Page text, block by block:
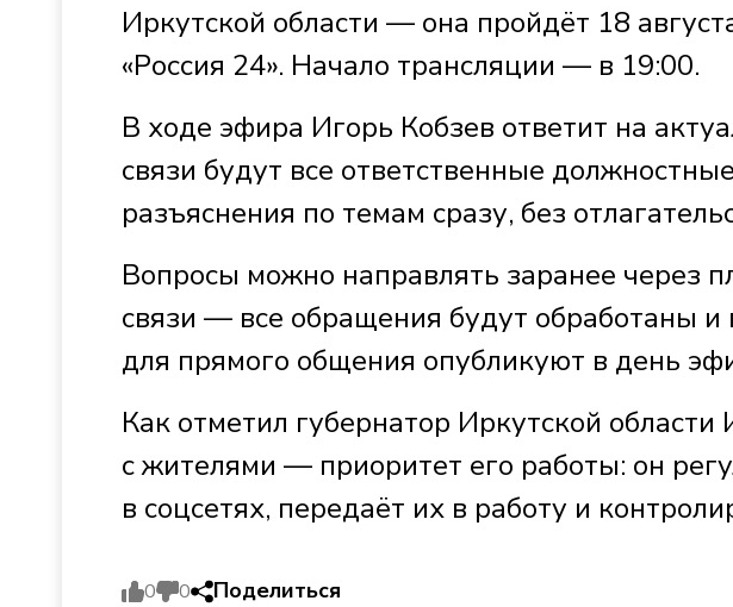
Иркутской области — она пройдёт 18
«Россия 24». Начало трансляции — в 19:00.
В ходе эфира Игорь Кобзев ответит на
связи будут все ответственные
разъяснения по темам сразу, без
Вопросы можно направлять заранее через
связи — все обращения будут обработаны
для прямого общения опубликуют в день
Как отметил губернатор Иркутской
с жителями — приоритет его работы: он
в соцсетях, передаёт их в работу и
0 0 Поделиться